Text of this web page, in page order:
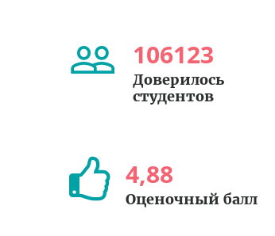
106123
Доверилось
студентов
4,88
Оценочный балл